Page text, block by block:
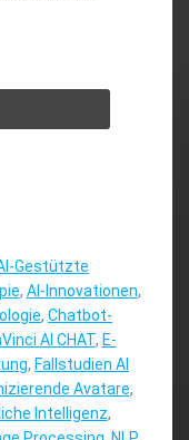
Gestützte
, AI-Innovationen,
, Chatbot-
AI CHAT, E-
, Fallstudien AI
Avatare,
Intelligenz,